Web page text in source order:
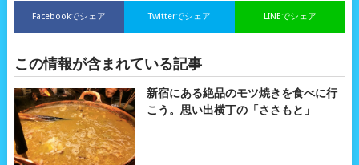
Facebookでシェア LINEでシェア
Twitterでシェア
この情報が含まれている記事
新宿にある絶品のモツ焼きを食べに行
こう。思い出横丁の「ささもと」